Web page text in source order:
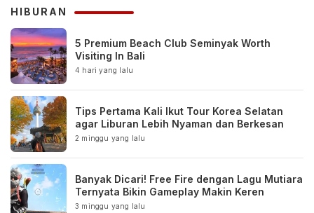
HIBURAN
5 Premium Beach Club Seminyak Worth
Visiting In Bali
4 hari yang lalu
Tips Pertama Kali Ikut Tour Korea Selatan
agar Liburan Lebih Nyaman dan Berkesan
2 minggu yang lalu
Banyak Dicari! Free Fire dengan Lagu Mutiara
Ternyata Bikin Gameplay Makin Keren
3 minggu yang lalu